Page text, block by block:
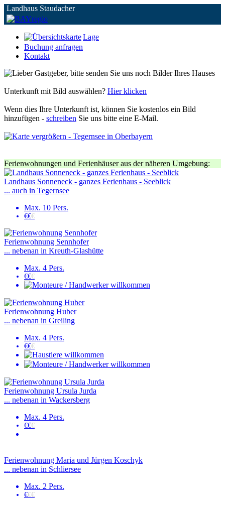
Landhaus Staudacher
Lage
Buchung anfragen
Kontakt
Unterkunft mit Bild auswählen? Hier klicken
Wenn dies Ihre Unterkunft ist, können Sie kostenlos ein Bild
hinzufügen - schreiben Sie uns bitte eine E-Mail.
Ferienwohnungen und Ferienhäuser aus der näheren Umgebung:
Landhaus Sonneneck - ganzes Ferienhaus - Seeblick
... auch in Tegernsee
Max. 10 Pers.
€€€
Ferienwohnung Sennhofer
... nebenan in Kreuth-Glashütte
Max. 4 Pers.
€€€
Ferienwohnung Huber
... nebenan in Greiling
Max. 4 Pers.
€€€
Ferienwohnung Ursula Jurda
... nebenan in Wackersberg
Max. 4 Pers.
€€€
Ferienwohnung Maria und Jürgen Koschyk
... nebenan in Schliersee
Max. 2 Pers.
€€€